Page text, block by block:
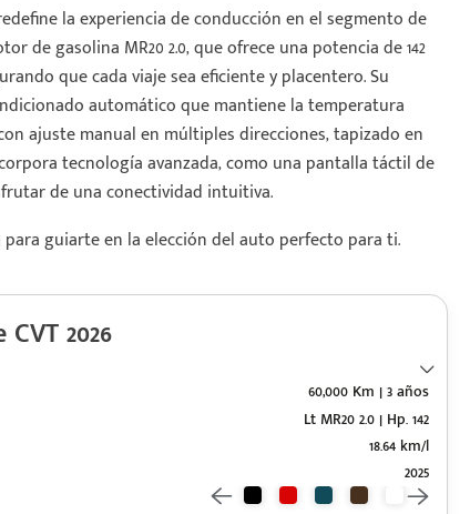
la experiencia de conducción en el segmento de
de gasolina MR20 2.0, que ofrece una potencia de 142
que cada viaje sea eficiente y placentero. Su
automático que mantiene la temperatura
ajuste manual en múltiples direcciones, tapizado en
tecnología avanzada, como una pantalla táctil de
de una conectividad intuitiva.
guiarte en la elección del auto perfecto para ti.
2026
60,000 Km | 3 años
Lt MR20 2.0 | Hp. 142
18.64 km/l
2025